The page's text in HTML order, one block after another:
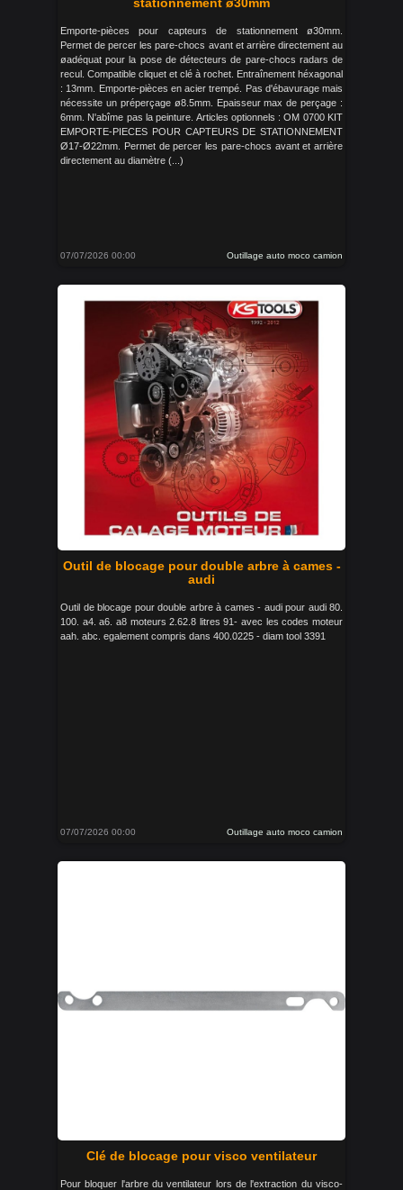
Emporte-pièces pour capteurs de stationnement ø30mm.
Permet de percer les pare-chocs avant et arrière directement au
øadéquat pour la pose de détecteurs de pare-chocs radars de
recul. Compatible cliquet et clé à rochet. Entraînement héxagonal
: 13mm. Emporte-pièces en acier trempé. Pas d'ébavurage mais
nécessite un préperçage ø8.5mm. Epaisseur max de perçage :
6mm. N'abîme pas la peinture. Articles optionnels : OM 0700 KIT
EMPORTE-PIECES POUR CAPTEURS DE STATIONNEMENT
Ø17-Ø22mm. Permet de percer les pare-chocs avant et arrière
directement au diamètre (...)
07/07/2026 00:00 Outillage auto moco camion
Outil de blocage pour double arbre à cames -
audi
Outil de blocage pour double arbre à cames - audi pour audi 80.
100. a4. a6. a8 moteurs 2.62.8 litres 91- avec les codes moteur
aah. abc. egalement compris dans 400.0225 - diam tool 3391
07/07/2026 00:00 Outillage auto moco camion
Clé de blocage pour visco ventilateur
Pour bloquer l'arbre du ventilateur lors de l'extraction du visco-